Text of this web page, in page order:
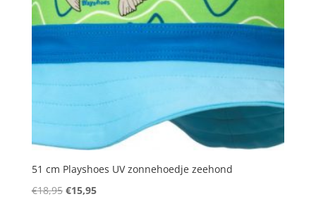
51 cm Playshoes UV zonnehoedje zeehond
€18,95 Oorspronkelijke
€15,95Huidige